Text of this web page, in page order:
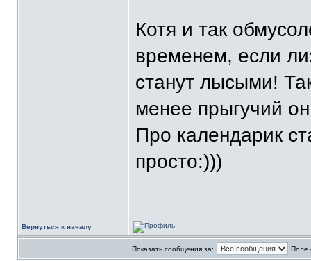
Котя и так
временем, если
станут лысыми!
менее прыгучий
Про календарик
просто:)))
Вернуться к началу
Показать сообщения за: Поле